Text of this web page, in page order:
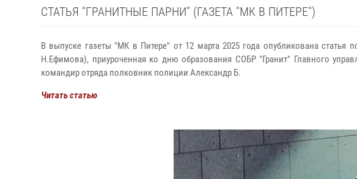
СТАТЬЯ "ГРАНИТНЫЕ ПАРНИ" (ГАЗЕТА "МК В ПИТЕРЕ")
В выпуске газеты "МК в Питере" от 12 марта 2025 года опубликована
Н.Ефимова), приуроченная ко дню образования СОБР "Гранит" Главного
командир отряда полковник полиции Александр Б.
Читать статью